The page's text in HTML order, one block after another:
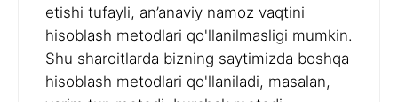
etishi tufayli, an’anaviy namoz vaqtini
hisoblash metodlari qo'llanilmasligi mumkin.
Shu sharoitlarda bizning saytimizda boshqa
hisoblash metodlari qo'llaniladi, masalan,